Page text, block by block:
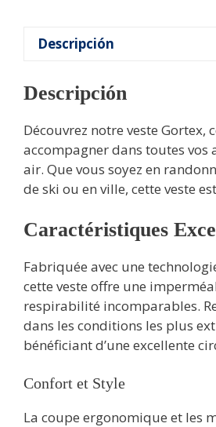
Descripción
Descripción
Découvrez notre veste Gortex,
accompagner dans toutes vos
air. Que vous soyez en
de ski ou en ville, cette veste
Caractéristiques
Fabriquée avec une
cette veste offre une
respirabilité incomparables.
dans les conditions les plus
bénéficiant d’une excellente
Confort et Style
La coupe ergonomique et les